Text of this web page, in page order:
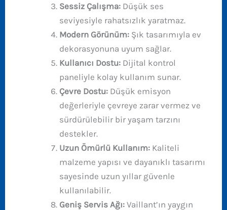
Sessiz Çalışma:Düşük ses
seviyesiyle rahatsızlık yaratmaz.
Modern Görünüm:Şık tasarımıyla ev
dekorasyonuna uyum sağlar.
Kullanıcı Dostu:Dijital kontrol
paneliyle kolay kullanım sunar.
Çevre Dostu:Düşük emisyon
değerleriyle çevreye zarar vermez ve
sürdürülebilir bir yaşam tarzını
destekler.
Uzun Ömürlü Kullanım:Kaliteli
malzeme yapısı ve dayanıklı tasarımı
sayesinde uzun yıllar güvenle
kullanılabilir.
Geniş Servis Ağı:Vaillant’ın yaygın